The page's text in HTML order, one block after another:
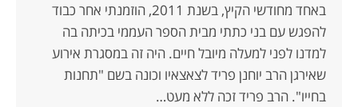
באחד מחודשי הקיץ, בשנת 2011, הוזמנתי אחר כבוד
להפגש עם בני כתתי מבית הספר העממי בכיתה בה
למדנו לפני למעלה מיובל חיים. היה זה במסגרת אירוע
שאירגן הרב יוחנן פריד לצאצאיו וכונה בשם "תחנות
בחייו". הרב פריד זכה ללא מעט…